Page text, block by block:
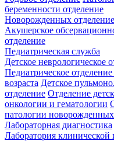
беременности отделение
Новорожденных отделение
Акушерское
отделение
Педиатрическая служба
Детское неврологическое
Педиатрическое
возраста Детское
отделение Отделение
онкологии и гематологии
патологии новорожденных
Лабораторная диагностика
Лаборатория